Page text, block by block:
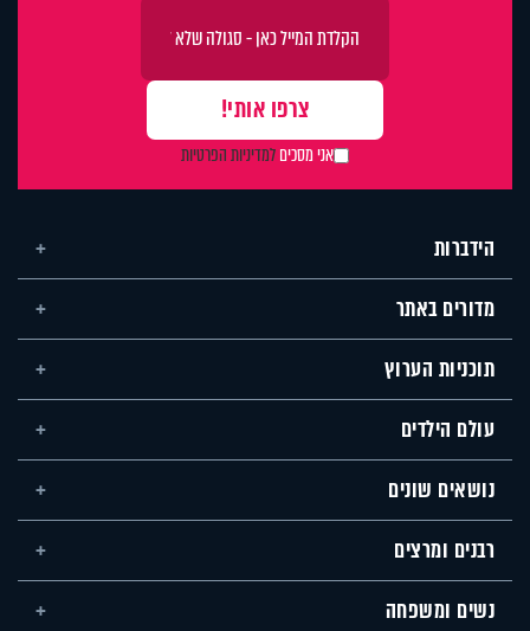
אני מסכיםלמדיניות הפרטיות
הידברות
מדורים באתר
תוכניות הערוץ
עולם הילדים
נושאים שונים
רבנים ומרצים
נשים ומשפחה